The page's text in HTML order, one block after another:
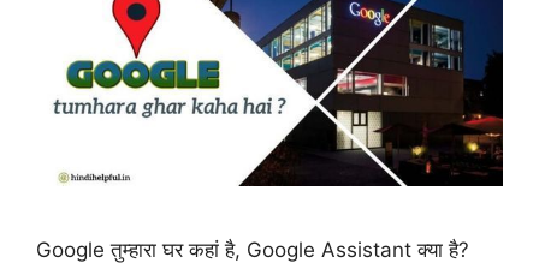
Google तुम्हारा घर कहां है, Google Assistant क्या है?